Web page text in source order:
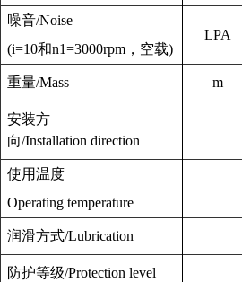
噪音/Noise
(i=10和n1=3000rpm ，空载)
LPA
重量/Mass m
安装方
向/Installation direction
使用温度
Operating temperature
润滑方式/Lubrication
防护等级/Protection level